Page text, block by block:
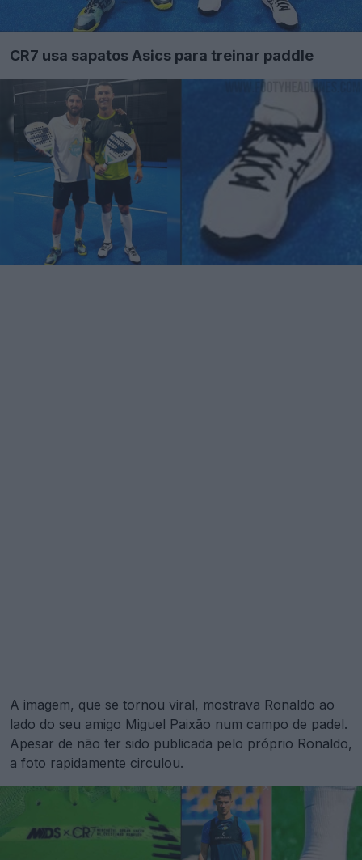
CR7 usa sapatos Asics para treinar paddle
A imagem, que se tornou viral, mostrava Ronaldo ao
lado do seu amigo Miguel Paixão num campo de padel.
Apesar de não ter sido publicada pelo próprio Ronaldo,
a foto rapidamente circulou.